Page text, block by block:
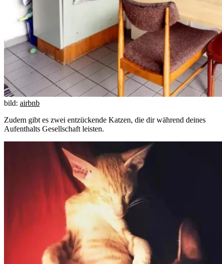
bild: airbnb
Zudem gibt es zwei entzückende Katzen, die dir während deines
Aufenthalts Gesellschaft leisten.